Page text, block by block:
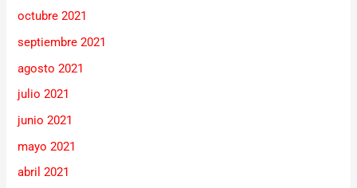
octubre 2021
septiembre 2021
agosto 2021
julio 2021
junio 2021
mayo 2021
abril 2021